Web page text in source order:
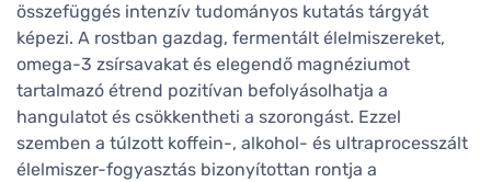
összefüggés intenzív tudományos kutatás tárgyát
képezi. A rostban gazdag, fermentált élelmiszereket,
omega-3 zsírsavakat és elegendő magnéziumot
tartalmazó étrend pozitívan befolyásolhatja a
hangulatot és csökkentheti a szorongást. Ezzel
szemben a túlzott koffein-, alkohol- és ultraprocesszált
élelmiszer-fogyasztás bizonyítottan rontja a